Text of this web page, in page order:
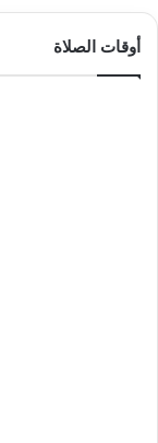
أوقات الصلاة